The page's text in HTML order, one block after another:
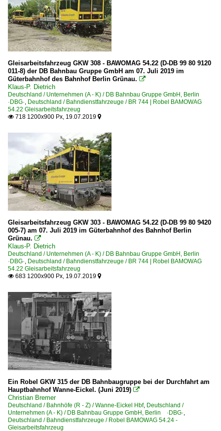
1 232 BR 232 DR 132 · DR 130.1 'Ludmilla'
1 232 BR 232 DR 132 · DR 130.1 Lokportraits
1 232 BR 232 DR 132 · DR 130.1 Private 'Ludmilla'
1 233 BR 233 Umbau DB 232 'Ludmilla'
1 293 BR 293 DR V 100
Dieselloks | bis 100 km/h | 98 80
3 298 BR 298 · DR 111 DR V 100
3 364 BR 364 ·DB V 60· funkferngesteuerte DB 260
Dieselloks | Kleinloks
3 335 BR 333 DB Köf 12 ·Gmeinder, Jung, O&K,
3 335 BR 335 DB Köf 12 ·Gmeinder, Jung, O&K,
Galerien
Bahnbaustellen
Bauzugeinsätze
Güterverkehr
Güterzüge (sonstige)
Schotter- und Kieszüge
Schwellenzüge
~ Sonstige
Güterverkehr (Gbf, Rbf, Ubf)
Gbf Gera
Gbf Neuss
Güterwagen
4 | Gattung S | Flachwagen mit Drehgestellen in
9 | Gattung U | Sonderwagen, Silowagen
Gleisarbeitsfahrzeug GKW 308 - BAWOMAG 54.22 (D-DB 99 80 9120
011-8) der DB Bahnbau Gruppe GmbH am 07. Juli 2019 im
Güterbahnhof des Bahnhof Berlin Grünau. 
Klaus-P. Dietrich
Deutschland / Unternehmen (A - K) / DB Bahnbau Gruppe GmbH, Berlin
·DBG·, Deutschland / Bahndienstfahrzeuge / BR 744 | Robel BAMOWAG
54.22 Gleisarbeitsfahrzeug
 718 1200x900 Px, 19.07.2019 
Gleisarbeitsfahrzeug GKW 303 - BAWOMAG 54.22 (D-DB 99 80 9420
005-7) am 07. Juli 2019 im Güterbahnhof des Bahnhof Berlin
Grünau. 
Klaus-P. Dietrich
Deutschland / Unternehmen (A - K) / DB Bahnbau Gruppe GmbH, Berlin
·DBG·, Deutschland / Bahndienstfahrzeuge / BR 744 | Robel BAMOWAG
54.22 Gleisarbeitsfahrzeug
 683 1200x900 Px, 19.07.2019 
Ein Robel GKW 315 der DB Bahnbaugruppe bei der Durchfahrt am
Hauptbahnhof Wanne-Eickel. (Juni 2019) 
Christian Bremer
Deutschland / Bahnhöfe (R - Z) / Wanne-Eickel Hbf, Deutschland /
Unternehmen (A - K) / DB Bahnbau Gruppe GmbH, Berlin ·DBG·,
Deutschland / Bahndienstfahrzeuge / Robel BAMOWAG 54.24 -
Gleisarbeitsfahrzeug